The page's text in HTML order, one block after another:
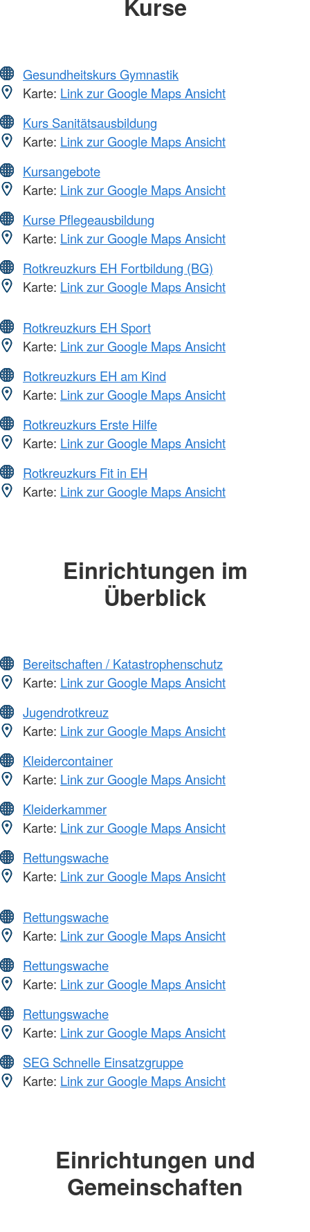
Kurse
Gesundheitskurs Gymnastik
Karte: Link zur Google Maps Ansicht
Kurs Sanitätsausbildung
Karte: Link zur Google Maps Ansicht
Kursangebote
Karte: Link zur Google Maps Ansicht
Kurse Pflegeausbildung
Karte: Link zur Google Maps Ansicht
Rotkreuzkurs EH Fortbildung (BG)
Karte: Link zur Google Maps Ansicht
Rotkreuzkurs EH Sport
Karte: Link zur Google Maps Ansicht
Rotkreuzkurs EH am Kind
Karte: Link zur Google Maps Ansicht
Rotkreuzkurs Erste Hilfe
Karte: Link zur Google Maps Ansicht
Rotkreuzkurs Fit in EH
Karte: Link zur Google Maps Ansicht
Einrichtungen im
Überblick
Bereitschaften / Katastrophenschutz
Karte: Link zur Google Maps Ansicht
Jugendrotkreuz
Karte: Link zur Google Maps Ansicht
Kleidercontainer
Karte: Link zur Google Maps Ansicht
Kleiderkammer
Karte: Link zur Google Maps Ansicht
Rettungswache
Karte: Link zur Google Maps Ansicht
Rettungswache
Karte: Link zur Google Maps Ansicht
Rettungswache
Karte: Link zur Google Maps Ansicht
Rettungswache
Karte: Link zur Google Maps Ansicht
SEG Schnelle Einsatzgruppe
Karte: Link zur Google Maps Ansicht
Einrichtungen und
Gemeinschaften